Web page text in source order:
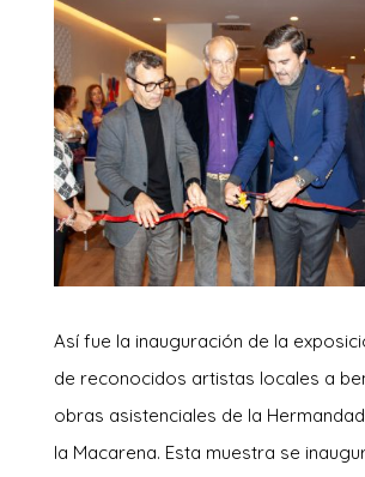
Así fue la inauguración de la
de reconocidos artistas locales a
obras asistenciales de la
la Macarena. Esta muestra se